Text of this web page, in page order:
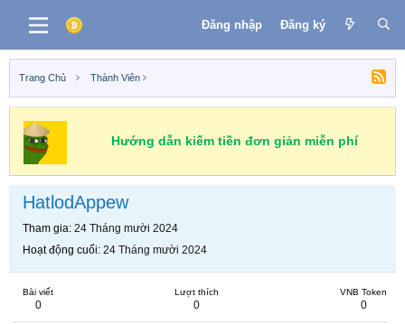
Đăng nhập Đăng ký
Trang Chủ Thành Viên
Hướng dẫn kiếm tiền đơn giản miễn phí
HatlodAppew
Tham gia 24 Tháng mười 2024
Hoạt động cuối 24 Tháng mười 2024
Bài viết
0
Lượt thích
0
VNB Token
0